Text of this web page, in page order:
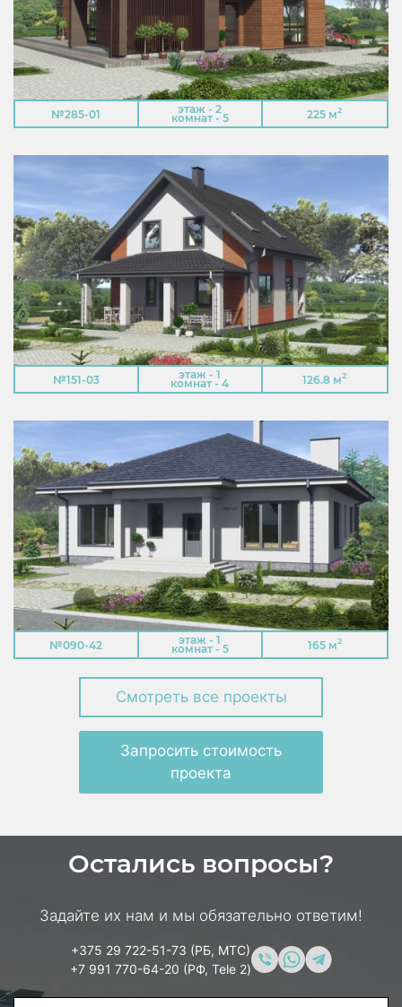
№285-01 этаж - 2
комнат - 5 225 м2
№151-03 этаж - 1
комнат - 4 126.8 м2
№090-42 этаж - 1
комнат - 5 165 м2
Смотреть все проекты
Запросить стоимость
проекта
Остались вопросы?
Задайте их нам и мы обязательно ответим!
+375 29 722-51-73 (РБ, МТС)
+7 991 770-64-20 (РФ, Tele 2)